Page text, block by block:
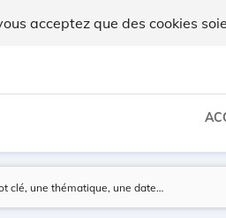
acceptez que des cookies